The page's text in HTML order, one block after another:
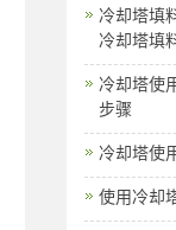
冷却塔填
冷却塔填
冷却塔使
步骤
冷却塔使
使用冷却